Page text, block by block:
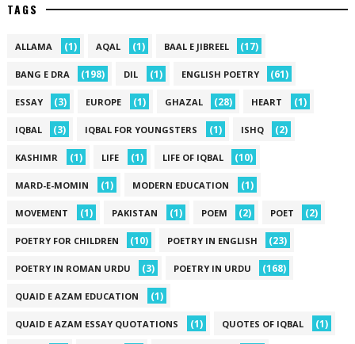
TAGS
ALLAMA (1) AQAL (1) BAAL E JIBREEL (17)
BANG E DRA (198) DIL (1) ENGLISH POETRY (61)
ESSAY (3) EUROPE (1) GHAZAL (28) HEART (1)
IQBAL (3) IQBAL FOR YOUNGSTERS (1) ISHQ (2)
KASHIMR (1) LIFE (1) LIFE OF IQBAL (10)
MARD-E-MOMIN (1) MODERN EDUCATION (1)
MOVEMENT (1) PAKISTAN (1) POEM (2) POET (2)
POETRY FOR CHILDREN (10) POETRY IN ENGLISH (23)
POETRY IN ROMAN URDU (3) POETRY IN URDU (168)
QUAID E AZAM EDUCATION (1)
QUAID E AZAM ESSAY QUOTATIONS (1) QUOTES OF IQBAL (1)